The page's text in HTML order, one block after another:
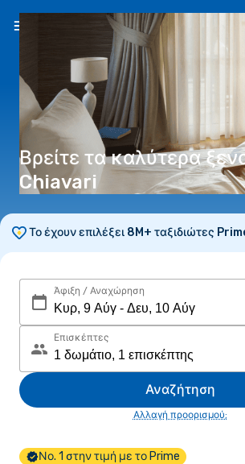
Βρείτε τα καλύτερα
Chiavari
Το έχουν επιλέξει 8M+ ταξιδιώτες
Άφιξη / Αναχώρηση
Επισκέπτες
Αναζήτηση
Αλλαγή προορισμού;
Νο. 1 στην τιμή με το Prime